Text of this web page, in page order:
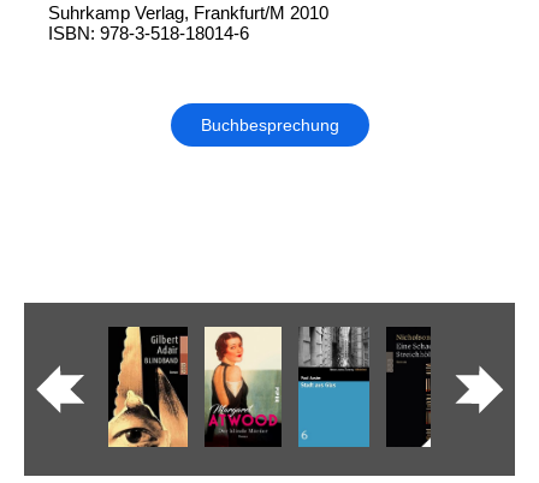
Suhrkamp Verlag, Frankfurt/M 2010
ISBN: 978-3-518-18014-6
Buchbesprechung